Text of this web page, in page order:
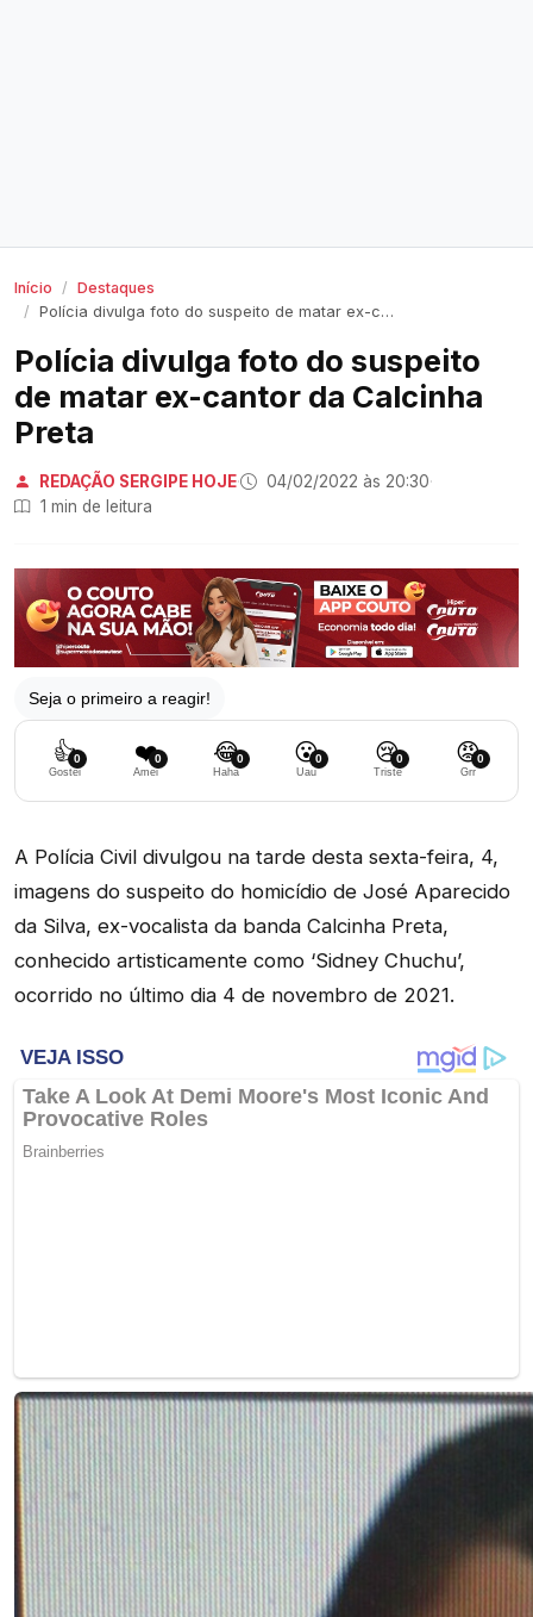
Início
Destaques
Polícia divulga foto do suspeito de matar ex-cantor da Calcinha Preta
Polícia divulga foto do suspeito
de matar ex-cantor da Calcinha
Preta
REDAÇÃO SERGIPE HOJE· 04/02/2022 às 20:30·
1 min de leitura
Seja o primeiro a reagir!
👍0
Gostei
❤️0
Amei
😂0
Haha
😮0
Uau
😢0
Triste
😡0
Grr
A Polícia Civil divulgou na tarde desta sexta-feira, 4,
imagens do suspeito do homicídio de José Aparecido
da Silva, ex-vocalista da banda Calcinha Preta,
conhecido artisticamente como ‘Sidney Chuchu’,
ocorrido no último dia 4 de novembro de 2021.